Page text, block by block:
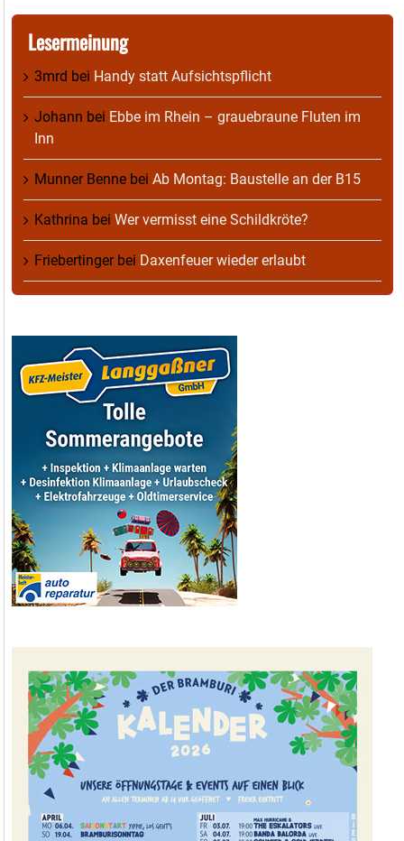
Lesermeinung
3mrd bei Handy statt Aufsichtspflicht
Johann bei Ebbe im Rhein – grauebraune Fluten im
Inn
Munner Benne bei Ab Montag: Baustelle an der B15
Kathrina bei Wer vermisst eine Schildkröte?
Friebertingerbei Daxenfeuer wieder erlaubt